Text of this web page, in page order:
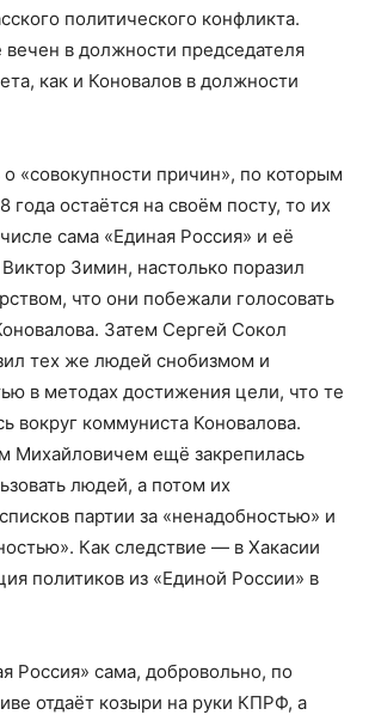
политического конфликта.
в должности председателя
как и Коновалов в должности
о «совокупности причин», по которым
года остаётся на своём посту, то их
сама «Единая Россия» и её
Зимин, настолько поразил
что они побежали голосовать
Затем Сергей Сокол
тех же людей снобизмом и
в методах достижения цели, что те
вокруг коммуниста Коновалова.
Михайловичем ещё закрепилась
людей, а потом их
партии за «ненадобностью» и
Как следствие — в Хакасии
политиков из «Единой России» в
Россия» сама, добровольно, по
отдаёт козыри на руки КПРФ, а